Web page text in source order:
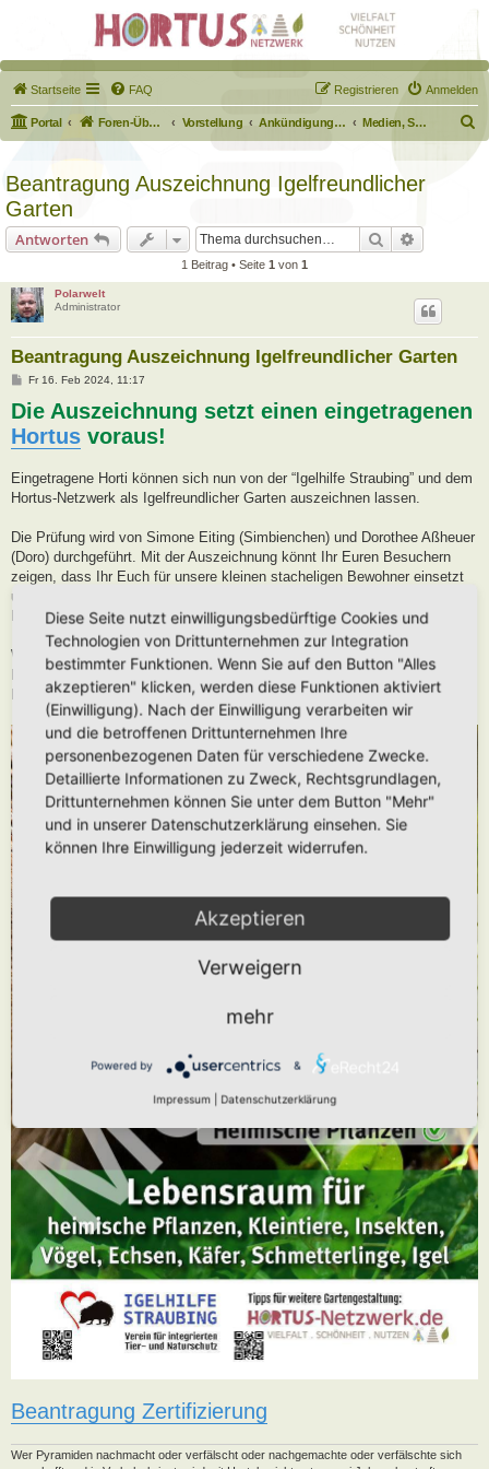
Startseite FAQ Anmelden
Registrieren
Portal Foren-Übersicht Vorstellung Ankündigungen & Fragen zum Forum Medien, Schilder, Downloads
u
Beantragung Auszeichnung Igelfreundlicher
Garten
Antworten Suche
1 Beitrag • Seite 1 von 1
Polarwelt
Administrator
Beantragung Auszeichnung Igelfreundlicher Garten
B
i
t
r
a
Fr 16. Feb 2024, 11:17
Die Auszeichnung setzt einen eingetragenen
Hortus voraus!
Eingetragene Horti können sich nun von der “Igelhilfe Straubing” und dem
Hortus-Netzwerk als Igelfreundlicher Garten auszeichnen lassen.
Die Prüfung wird von Simone Eiting (Simbienchen) und Dorothee Aßheuer
(Doro) durchgeführt. Mit der Auszeichnung könnt Ihr Euren Besuchern
zeigen, dass Ihr Euch für unsere kleinen stacheligen Bewohner einsetzt
und in Eurem Hortus den benötigten Lebensraum und die
Nahrungsgrundlage zur Verfügung stellt.
Wichtig: Einen Igelfreundlichen Garten anzulegen, heißt den eigenen
Hortus zu erweitern und stellt dadurch nochmal eine zusätzliche
Lebensraumerweiterung für das Wildtier “Igel” dar.
Beantragung Zertifizierung
Wer Pyramiden nachmacht oder verfälscht oder nachgemachte oder verfälschte sich
Diese Seite nutzt einwilligungsbedürftige Cookies und
Technologien von Drittunternehmen zur Integration
bestimmter Funktionen. Wenn Sie auf den Button "Alles
akzeptieren" klicken, werden diese Funktionen aktiviert
(Einwilligung). Nach der Einwilligung verarbeiten wir
und die betroffenen Drittunternehmen Ihre
personenbezogenen Daten für verschiedene Zwecke.
Detaillierte Informationen zu Zweck, Rechtsgrundlagen,
Drittunternehmen können Sie unter dem Button "Mehr"
und in unserer Datenschutzerklärung einsehen. Sie
können Ihre Einwilligung jederzeit widerrufen.
Akzeptieren
Verweigern
mehr
Powered by &
Impressum Datenschutzerklärung